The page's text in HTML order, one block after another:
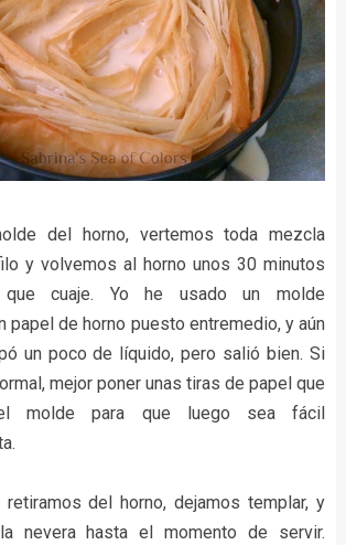
del horno, vertemos toda mezcla
y volvemos al horno unos 30 minutos
cuaje. Yo he usado un molde
papel de horno puesto entremedio, y aún
un poco de líquido, pero salió bien. Si
mejor poner unas tiras de papel que
molde para que luego sea fácil
del horno, dejamos templar, y
nevera hasta el momento de servir.